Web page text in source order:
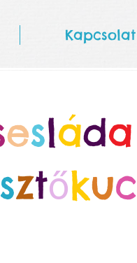
Kapcsolat
esláda
sztőkuc